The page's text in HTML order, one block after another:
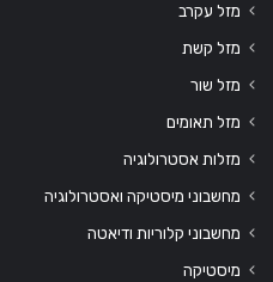
מזל עקרב
מזל קשת
מזל שור
מזל תאומים
מזלות אסטרולוגיה
מחשבוני מיסטיקה ואסטרולוגיה
מחשבוני קלוריות ודיאטה
מיסטיקה